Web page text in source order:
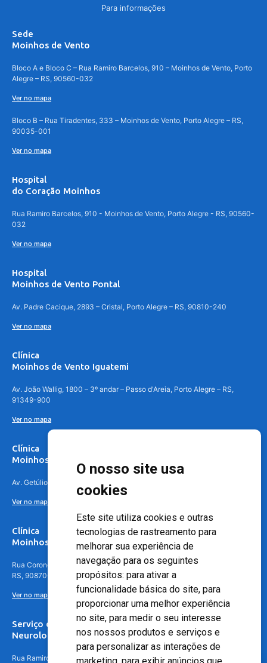
O nosso site usa
cookies
Este site utiliza cookies e outras
tecnologias de rastreamento para
melhorar sua experiência de
navegação para os seguintes
propósitos: para ativar a
funcionalidade básica do site, para
proporcionar uma melhor experiência
no site, para medir o seu interesse
nos nossos produtos e serviços e
para personalizar as interações de
Para informações
Sede
Moinhos de Vento
Bloco A e Bloco C – Rua Ramiro Barcelos, 910 – Moinhos de Vento, Porto
Alegre – RS, 90560-032
Ver no mapa
Bloco B – Rua Tiradentes, 333 – Moinhos de Vento, Porto Alegre – RS,
90035-001
Ver no mapa
Hospital
do Coração Moinhos
Rua Ramiro Barcelos, 910 - Moinhos de Vento, Porto Alegre - RS, 90560-
032
Ver no mapa
Hospital
Moinhos de Vento Pontal
Av. Padre Cacique, 2893 – Cristal, Porto Alegre – RS, 90810-240
Ver no mapa
Clínica
Moinhos de Vento Iguatemi
Av. João Wallig, 1800 – 3º andar – Passo d'Areia, Porto Alegre – RS,
91349-900
Ver no mapa
Clínica
Moinhos de Vento Canoas
Av. Getúlio Vargas, 4841 – Centro, Canoas – RS, 92010-010
Ver no mapa
Clínica
Moinhos de Vento - Teresópolis
Rua Coronel Aparício Borges, 250 - 3º andar - Teresópolis, Porto Alegre -
RS, 90870-016
Ver no mapa
Serviço de
Neurologia
Rua Ramiro Barcelos, 630 – 5º andar – Floresta, Porto Alegre – RS,